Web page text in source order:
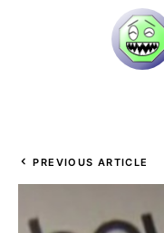
PREVIOUS ARTICLE